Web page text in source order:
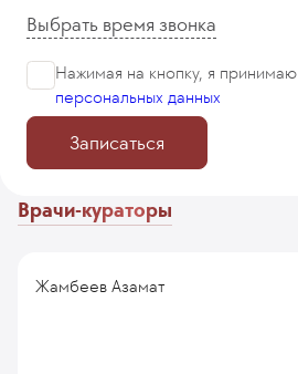
Выбрать время звонка
Нажимая на кнопку, я принимаю
персональных данных
Записаться
Врачи-кураторы
Жамбеев Азамат